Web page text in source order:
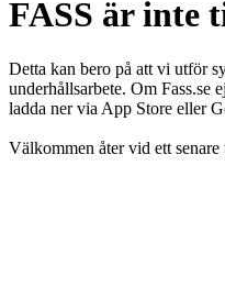
FASS är inte
Detta kan bero på att vi utför
underhållsarbete. Om Fass.se
ladda ner via App Store eller
Välkommen åter vid ett